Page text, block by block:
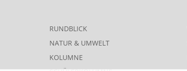
RUNDBLICK
NATUR & UMWELT
KOLUMNE